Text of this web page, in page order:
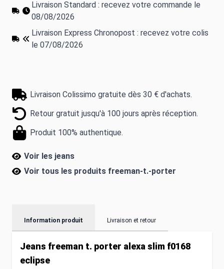
Livraison Standard : recevez votre commande le
08/08/2026
Livraison Express Chronopost : recevez votre colis
le 07/08/2026
Livraison Colissimo gratuite dès 30 € d'achats.
Retour gratuit jusqu'à 100 jours après réception.
Produit 100% authentique.
Voir les jeans
Voir tous les produits freeman-t.-porter
Information produit Livraison et retour
Jeans freeman t. porter alexa slim f0168
eclipse